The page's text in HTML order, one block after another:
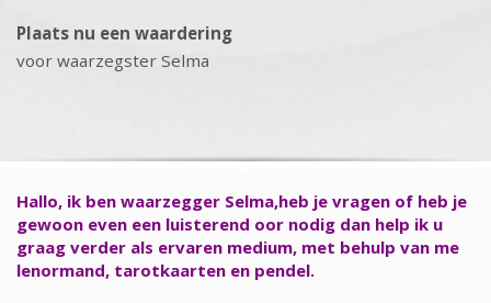
Plaats nu een waardering
voor waarzegster Selma
Hallo, ik ben waarzegger Selma,heb je vragen of heb je
gewoon even een luisterend oor nodig dan help ik u
graag verder als ervaren medium, met behulp van me
lenormand, tarotkaarten en pendel.